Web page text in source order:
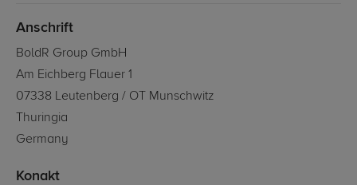
Anschrift
BoldR Group GmbH
Am Eichberg Flauer 1
07338 Leutenberg / OT Munschwitz
Thuringia
Germany
Konakt